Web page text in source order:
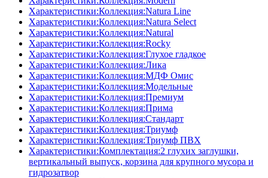
Характеристики:Коллекция:Natura Line
Характеристики:Коллекция:Natura Select
Характеристики:Коллекция:Natural
Характеристики:Коллекция:Rocky
Характеристики:Коллекция:Глухое гладкое
Характеристики:Коллекция:Лика
Характеристики:Коллекция:МДФ Омис
Характеристики:Коллекция:Модельные
Характеристики:Коллекция:Премиум
Характеристики:Коллекция:Прима
Характеристики:Коллекция:Стандарт
Характеристики:Коллекция:Триумф
Характеристики:Коллекция:Триумф ПВХ
Характеристики:Комплектация:2 глухих заглушки,
вертикальный выпуск, корзина для крупного мусора и
гидрозатвор